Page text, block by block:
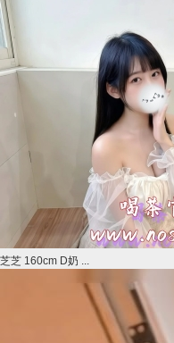
芝芝 160cm D奶 ...